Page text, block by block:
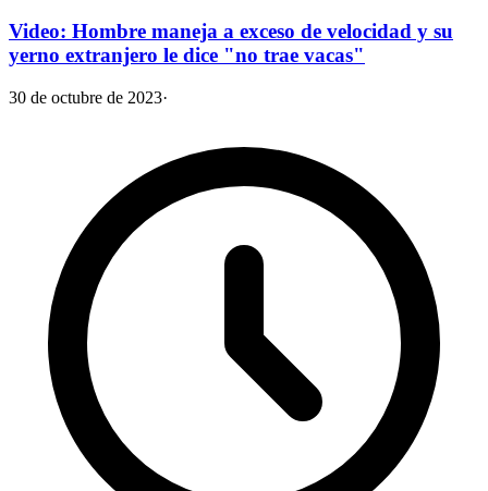
Video: Hombre maneja a exceso de velocidad y su
yerno extranjero le dice "no trae vacas"
30 de octubre de 2023·